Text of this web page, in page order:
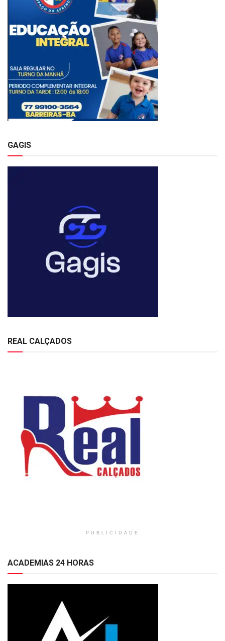
GAGIS
REAL CALÇADOS
PUBLICIDADE
ACADEMIAS 24 HORAS